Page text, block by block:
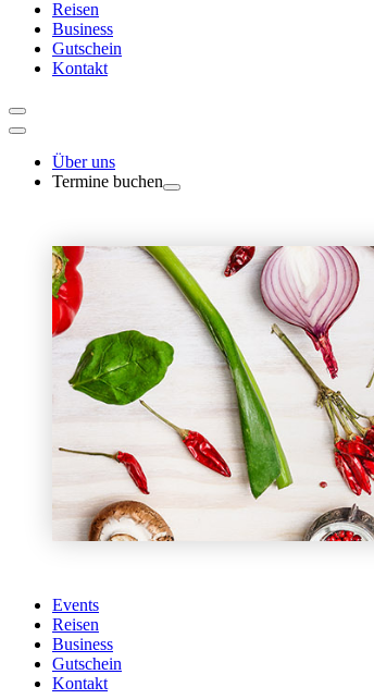
Reisen
Business
Gutschein
Kontakt
Über uns
Termine buchen
Events
Reisen
Business
Gutschein
Kontakt